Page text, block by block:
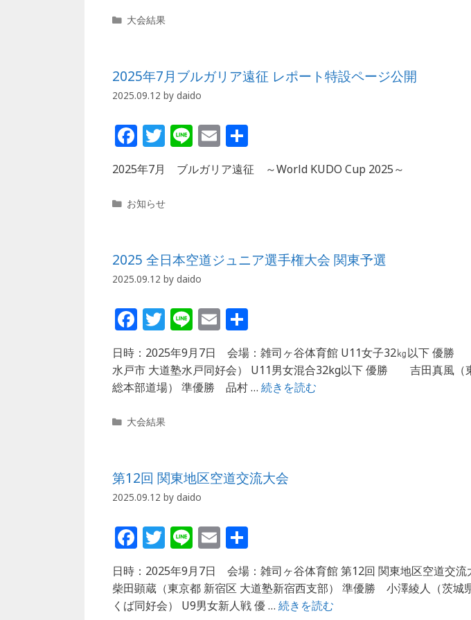
o
k
カ
ー
大会結果
2025年7月ブルガリア遠征 レポート特設ページ公開
2025.09.12 by daido
F
a
c
e
o
k
T
itt
e
Li
n
e
E
m
ai
有
2025年7月 ブルガリア遠征 ～World KUDO Cup 2025～
カ
ー
お知らせ
2025 全日本空道ジュニア選手権大会 関東予選
2025.09.12 by daido
F
a
c
e
o
k
T
w
itt
e
Li
n
e
E
m
ai
l
有
日時：2025年9月7日 会場：雑司ヶ谷体育館 U11女子32㎏以下 優
水戸市 大道塾水戸同好会） U11男女混合32kg以下 優勝 吉田真風（
総本部道場） 準優勝 品村 … 続きを読む
カ
ー
大会結果
第12回 関東地区空道交流大会
2025.09.12 by daido
F
a
c
e
T
w
itt
e
Li
n
e
E
m
ai
l
有
日時：2025年9月7日 会場：雑司ヶ谷体育館 第12回 関東地区空道交
柴田顕蔵（東京都 新宿区 大道塾新宿西支部） 準優勝 小澤綾人（茨城
くば同好会） U9男女新人戦 優 … 続きを読む